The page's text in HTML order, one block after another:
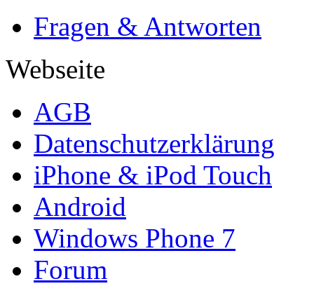
Fragen & Antworten
Webseite
AGB
Datenschutzerklärung
iPhone & iPod Touch
Android
Windows Phone 7
Forum